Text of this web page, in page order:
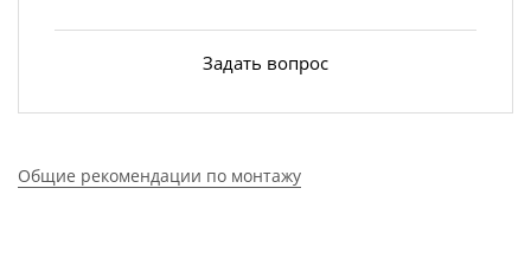
Задать вопрос
Общие рекомендации по монтажу